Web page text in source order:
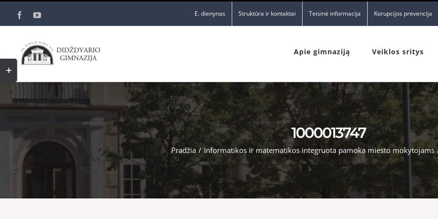
FacebookYouTube E. dienynas Struktūra ir kontaktai Teisinė informacija Korupcijos prevencija
Apie gimnaziją Veiklos sritys
1000013747
Pradžia / Informatikos ir matematikos integruota pamoka miesto mokytojams
Toggle
Sliding